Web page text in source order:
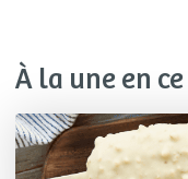
À la une en